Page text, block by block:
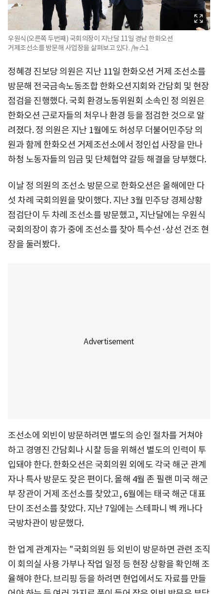
우원식(오른쪽 두번째) 국회의장이 지난달 11일 경남 한화오션
거제조선소를 방문해 사업장을 살펴보고 있다. /뉴스1
정혜경 진보당 의원은 지난 11일 한화오션 거제 조선소를
방문해 전국금속노동조합 한화오션지회와 간담회 및 현장
점검을 진행했다. 국회 환경노동위원회 소속인 정 의원은
한화오션 근로자들의 처우나 환경 등을 점검한 것으로 알
려졌다. 정 의원은 지난 1월에도 허성무 더불어민주당 의
원과 함께 한화오션 거제조선소에서 정인섭 사장을 만나
하청 노동자들의 임금 및 단체협약 갈등 해결을 당부했다.
이날 정 의원의 조선소 방문으로 한화오션은 올해에만 다
섯 차례 국회의원을 맞이했다. 지난 3월 민주당 경제상황
점검단이 두 차례 조선소를 방문했고, 지난달에는 우원식
국회의장이 휴가 중에 조선소를 찾아 특수선·상선 건조 현
장을 둘러봤다.
조선소에 외빈이 방문하려면 별도의 승인 절차를 거쳐야
하고 경영진 간담회나 시찰 등을 위해선 별도의 인력이 투
입돼야 한다. 한화오션은 국회의원 외에도 각국 해군 관계
자나 특사 방문도 잦은 편이다. 올해 4월 존 필랜 미국 해군
부 장관이 거제 조선소를 찾았고, 6월에는 태국 해군 대표
단이 조선소를 찾았다. 지난 7일에는 스테파니 벡 캐나다
국방차관이 방문했다.
한 업계 관계자는 "국회의원 등 외빈이 방문하면 관련 조직
이 회의실 사용 가부나 작업 일정 등 현장 상황을 확인해 조
율해야 한다. 브리핑 등을 하려면 현업에서도 자료를 만들